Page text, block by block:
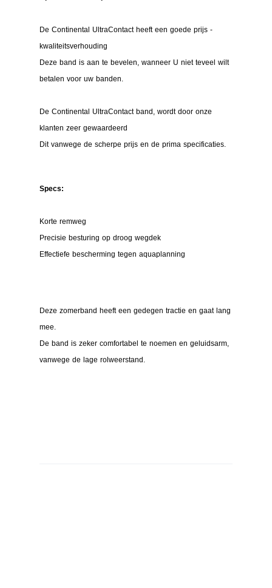
De Continental UltraContact heeft een goede prijs -
kwaliteitsverhouding
Deze band is aan te bevelen, wanneer U niet teveel wilt
betalen voor uw banden.
De Continental UltraContact band, wordt door onze
klanten zeer gewaardeerd
Dit vanwege de scherpe prijs en de prima specificaties.
Specs:
Korte remweg
Precisie besturing op droog wegdek
Effectiefe bescherming tegen aquaplanning
Deze zomerband heeft een gedegen tractie en gaat lang
mee.
De band is zeker comfortabel te noemen en geluidsarm,
vanwege de lage rolweerstand.